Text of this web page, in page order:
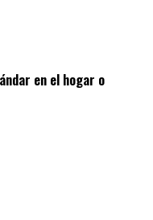
en el hogar o